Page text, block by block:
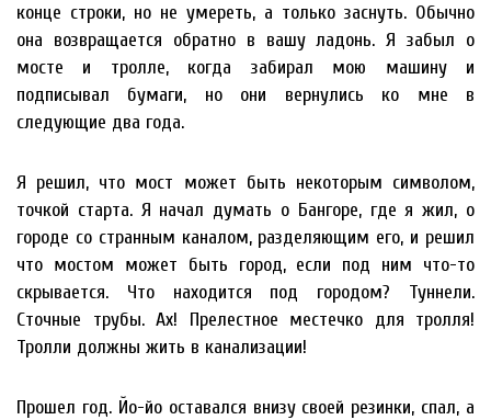
конце строки, но не умереть, а только заснуть. Обычно
она возвращается обратно в вашу ладонь. Я забыл о
мосте и тролле, когда забирал мою машину и
подписывал бумаги, но они вернулись ко мне в
следующие два года.
Я решил, что мост может быть некоторым символом,
точкой старта. Я начал думать о Бангоре, где я жил, о
городе со странным каналом, разделяющим его, и решил
что мостом может быть город, если под ним что-то
скрывается. Что находится под городом? Туннели.
Сточные трубы. Ах! Прелестное местечко для тролля!
Тролли должны жить в канализации!
Прошел год. Йо-йо оставался внизу своей резинки, спал, а